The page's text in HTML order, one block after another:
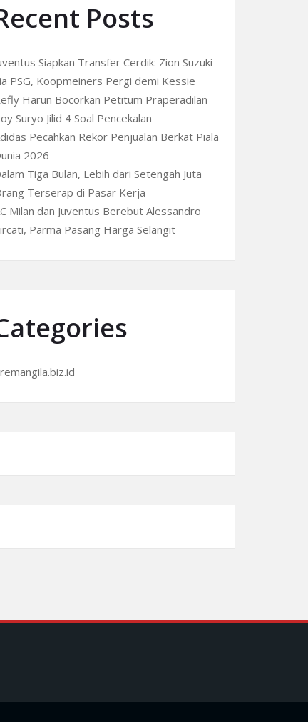
Posts
Siapkan Transfer Cerdik: Zion Suzuki
PSG, Koopmeiners Pergi demi Kessie
Harun Bocorkan Petitum Praperadilan
Suryo Jilid 4 Soal Pencekalan
Pecahkan Rekor Penjualan Berkat Piala
2026
Tiga Bulan, Lebih dari Setengah Juta
Terserap di Pasar Kerja
Milan dan Juventus Berebut Alessandro
Parma Pasang Harga Selangit